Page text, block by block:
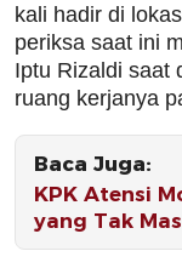
kali hadir di
periksa saat ini
Iptu Rizaldi saat
ruang kerjanya
Baca Juga:
KPK Atensi
yang Tak